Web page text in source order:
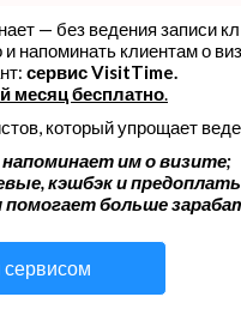
— без ведения записи
и напоминать клиентам о
сервис VisitTime.
месяц бесплатно.
который упрощает
им о визите;
кэшбэк и
помогает больше
сервисом